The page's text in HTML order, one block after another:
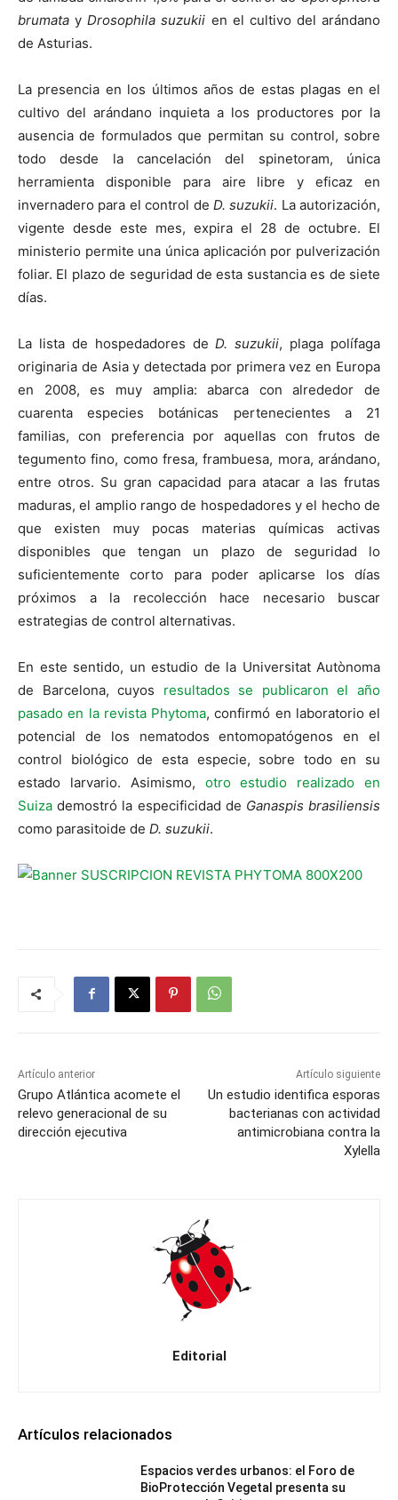
brumata yDrosophila suzukii en el cultivo del arándano
de Asturias.
La presencia en los últimos años de estas plagas en el
cultivo del arándano inquieta a los productores por la
ausencia de formulados que permitan su control, sobre
todo desde la cancelación del spinetoram, única
herramienta disponible para aire libre y eficaz en
invernadero para el control de D. suzukii. La autorización,
vigente desde este mes, expira el 28 de octubre. El
ministerio permite una única aplicación por pulverización
foliar. El plazo de seguridad de esta sustancia es de siete
días.
La lista de hospedadores deD. suzukii, plaga polífaga
originaria de Asia y detectada por primera vez en Europa
en 2008, es muy amplia: abarca con alrededor de
cuarenta especies botánicas pertenecientes a 21
familias, con preferencia por aquellas con frutos de
tegumento fino, como fresa, frambuesa, mora, arándano,
entre otros. Su gran capacidad para atacar a las frutas
maduras, el amplio rango de hospedadores y el hecho de
que existen muy pocas materias químicas activas
disponibles que tengan un plazo de seguridad lo
suficientemente corto para poder aplicarse los días
próximos a la recolección hace necesario buscar
estrategias de control alternativas.
En este sentido, un estudio de la Universitat Autònoma
de Barcelona, cuyos resultados se publicaron el año
pasado en la revista Phytoma, confirmó en laboratorio el
potencial de los nematodos entomopatógenos en el
control biológico de esta especie, sobre todo en su
estado larvario. Asimismo, otro estudio realizado en
Suiza demostró la especificidad de Ganaspis brasiliensis
como parasitoide de D. suzukii.
Artículo anterior
Grupo Atlántica acomete el
relevo generacional de su
dirección ejecutiva
Artículo siguiente
Un estudio identifica esporas
bacterianas con actividad
antimicrobiana contra la
Xylella
Editorial
Artículos relacionados
Espacios verdes urbanos: el Foro de
BioProtección Vegetal presenta su